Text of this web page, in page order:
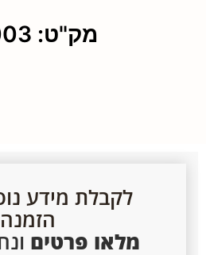
מק"ט: 20003
לקבלת מידע
הזמנה
מלאו פרטים